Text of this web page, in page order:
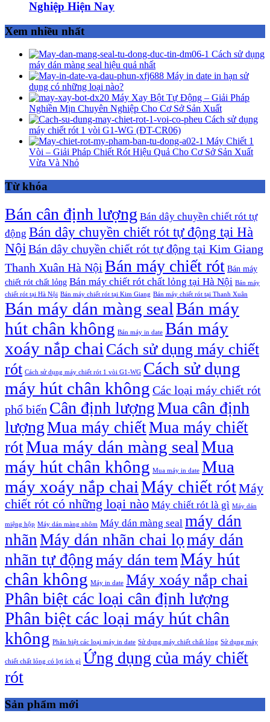
Nghiệp Hiện Nay
Xem nhiều nhất
Cách sử dụng
máy dán màng seal hiệu quả nhất
Máy in date in hạn sử
dụng có những loại nào?
Máy Xay Bột Tự Động – Giải Pháp
Nghiền Mịn Chuyên Nghiệp Cho Cơ Sở Sản Xuất
Cách sử dụng
máy chiết rót 1 vòi G1-WG (ĐT-CR06)
Máy Chiết 1
Vòi – Giải Pháp Chiết Rót Hiệu Quả Cho Cơ Sở Sản Xuất
Vừa Và Nhỏ
Từ khóa
Bán cân định lượng Bán dây chuyền chiết rót tự
động Bán dây chuyền chiết rót tự động tại Hà
Nội Bán dây chuyền chiết rót tự động tại Kim Giang
Thanh Xuân Hà Nội Bán máy chiết rót Bán máy
chiết rót chất lỏng Bán máy chiết rót chất lỏng tại Hà Nội Bán máy
chiết rót tại Hà Nội Bán máy chiết rót tại Kim Giang Bán máy chiết rót tại Thanh Xuân
Bán máy dán màng sealBán máy
hút chân không Bán máy in date Bán máy
xoáy nắp chai Cách sử dụng máy chiết
rót Cách sử dụng máy chiết rót 1 vòi G1-WG Cách sử dụng
máy hút chân không Các loại máy chiết rót
phổ biến Cân định lượngMua cân định
lượngMua máy chiếtMua máy chiết
rótMua máy dán màng sealMua
máy hút chân không Mua máy in date Mua
máy xoáy nắp chaiMáy chiết rótMáy
chiết rót có những loại nào Máy chiết rót là gì Máy dán
miệng hộp Máy dán màng nhôm Máy dán màng seal máy dán
nhãn Máy dán nhãn chai lọmáy dán
nhãn tự độngmáy dán temMáy hút
chân không Máy in date Máy xoáy nắp chai
Phân biệt các loại cân định lượng
Phân biệt các loại máy hút chân
không Phân biệt các loại máy in date Sử dụng máy chiết chất lỏng Sử dụng máy
chiết chất lỏng có lợi ích gì Ứng dụng của máy chiết
rót
Sản phẩm mới